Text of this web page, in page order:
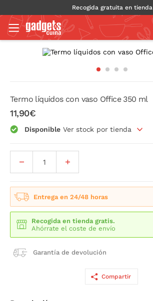
Recogida gratuita en tienda
Termo líquidos con vaso Office 350 ml
11,90€
Disponible Ver stock por tienda
Entrega en 24/48 horas
Recogida en tienda gratis.
Ahórrate el coste de envío
Garantía de devolución
Compartir